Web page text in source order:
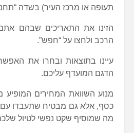
תעופה או מרכז העיר) בשדה
הזינו את התאריכים שבהם
הרכב ולחצו על “חפש”.
עיינו בתוצאות ובחרו את
הדגם המועדף עליכם.
מנוע השוואת המחירים
כסף, אלא גם מבטיח שתעבדו עם
מה שמוסיף שקט נפשי לטיול